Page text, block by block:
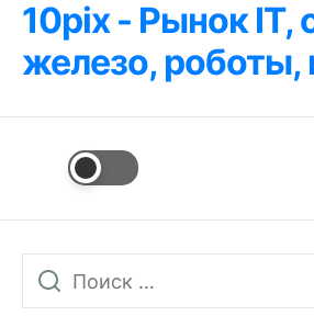
Перейти
содержимому
10pix - Рынок IT,
железо, роботы,